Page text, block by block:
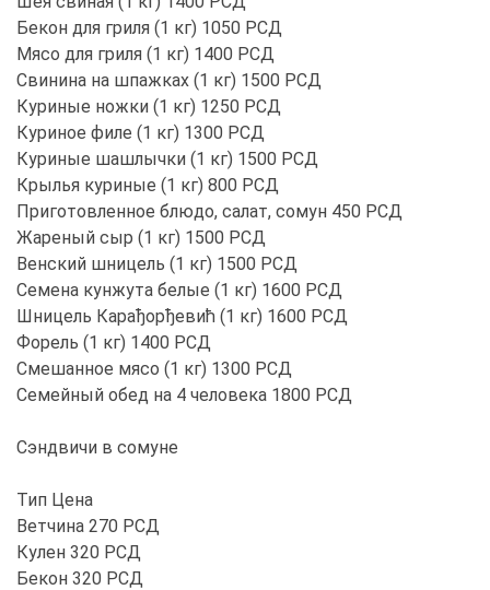
Бекон для гриля (1 кг) 1050 РСД
Мясо для гриля (1 кг) 1400 РСД
Свинина на шпажках (1 кг) 1500 РСД
Куриные ножки (1 кг) 1250 РСД
Куриное филе (1 кг) 1300 РСД
Куриные шашлычки (1 кг) 1500 РСД
Крылья куриные (1 кг) 800 РСД
Приготовленное блюдо, салат, сомун 450 РСД
Жареный сыр (1 кг) 1500 РСД
Венский шницель (1 кг) 1500 РСД
Семена кунжута белые (1 кг) 1600 РСД
Шницель Карађорђевић (1 кг) 1600 РСД
Форель (1 кг) 1400 РСД
Смешанное мясо (1 кг) 1300 РСД
Семейный обед на 4 человека 1800 РСД
Сэндвичи в сомуне
Тип Цена
Ветчина 270 РСД
Кулен 320 РСД
Бекон 320 РСД